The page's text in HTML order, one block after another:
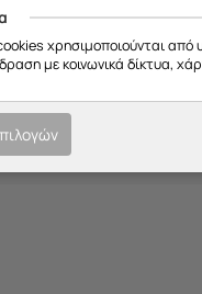
που επιτρέπει
*Οι θήκες
χρησιμοποιούνται από
με κοινωνικά δίκτυα,